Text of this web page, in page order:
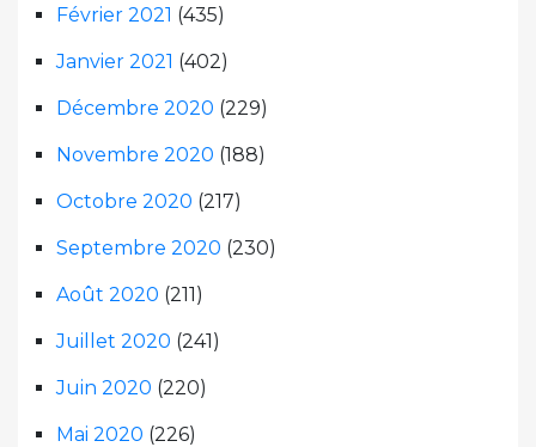
Février 2021 (435)
Janvier 2021 (402)
Décembre 2020 (229)
Novembre 2020 (188)
Octobre 2020 (217)
Septembre 2020 (230)
Août 2020 (211)
Juillet 2020 (241)
Juin 2020 (220)
Mai 2020 (226)